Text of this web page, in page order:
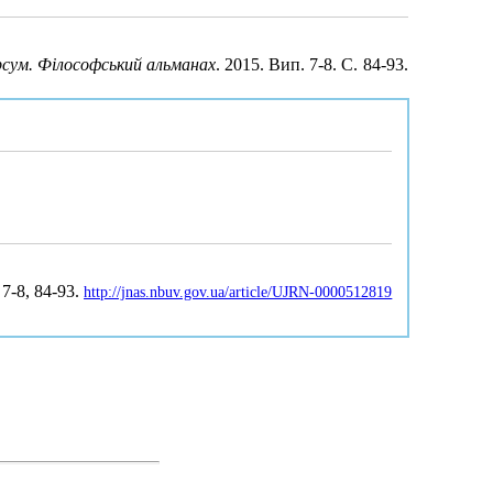
Філософський альманах. 2015. Вип. 7-8. С. 84-93.
7-8, 84-93.http://jnas.nbuv.gov.ua/article/UJRN-0000512819